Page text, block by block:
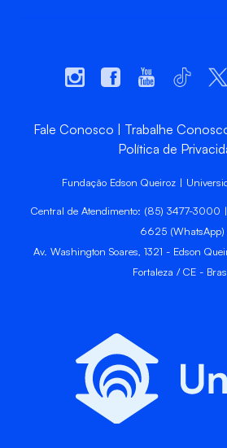
Fale Conosco Trabalhe
Política de
Fundação Edson Queiroz |
Central de Atendimento: (85) 3477-
6625 (WhatsApp)
Av. Washington Soares, 1321 - Edson
Fortaleza / CE -